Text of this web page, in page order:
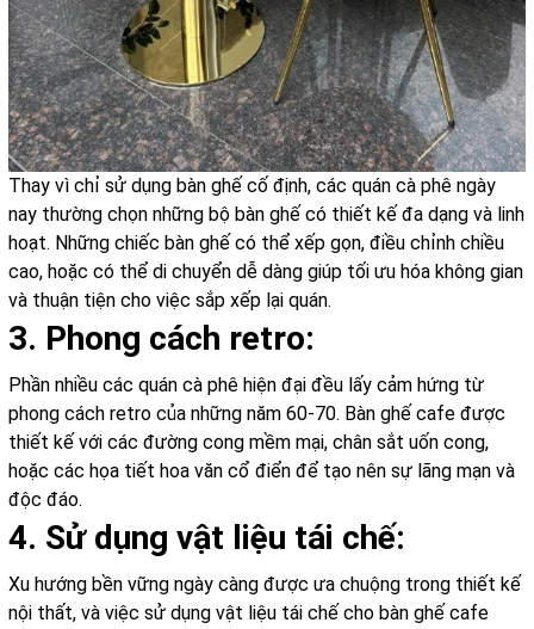
Thay vì chỉ sử dụng bàn ghế cố định, các quán cà phê ngày
nay thường chọn những bộ bàn ghế có thiết kế đa dạng và linh
hoạt. Những chiếc bàn ghế có thể xếp gọn, điều chỉnh chiều
cao, hoặc có thể di chuyển dễ dàng giúp tối ưu hóa không gian
và thuận tiện cho việc sắp xếp lại quán.
3. Phong cách retro:
Phần nhiều các quán cà phê hiện đại đều lấy cảm hứng từ
phong cách retro của những năm 60-70. Bàn ghế cafe được
thiết kế với các đường cong mềm mại, chân sắt uốn cong,
hoặc các họa tiết hoa văn cổ điển để tạo nên sự lãng mạn và
độc đáo.
4. Sử dụng vật liệu tái chế:
Xu hướng bền vững ngày càng được ưa chuộng trong thiết kế
nội thất, và việc sử dụng vật liệu tái chế cho bàn ghế cafe